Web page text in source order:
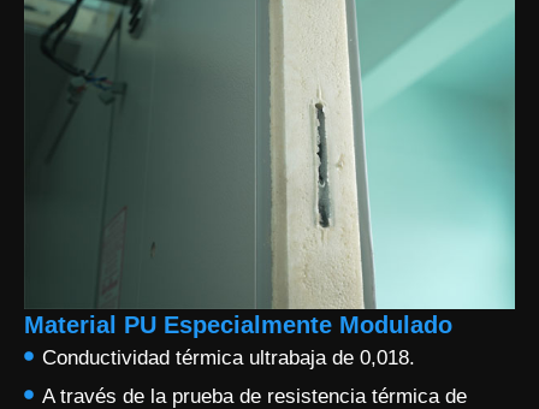
Material PU Especialmente Modulado
Conductividad térmica ultrabaja de 0,018.
A través de la prueba de resistencia térmica de